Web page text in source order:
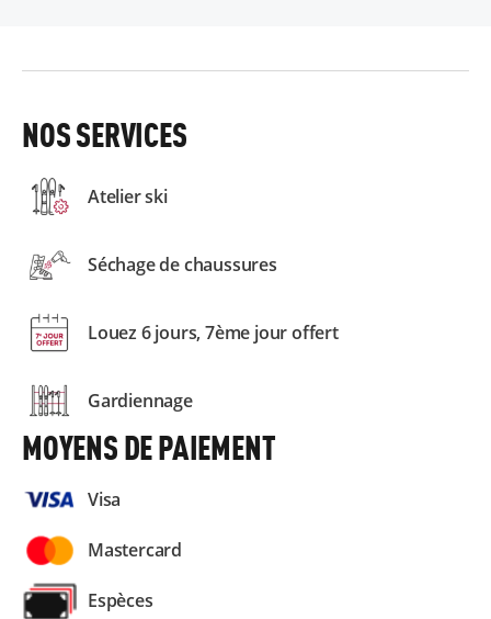
NOS SERVICES
Atelier ski
Séchage de chaussures
Louez 6 jours, 7ème jour offert
Gardiennage
MOYENS DE PAIEMENT
Visa
Mastercard
Espèces